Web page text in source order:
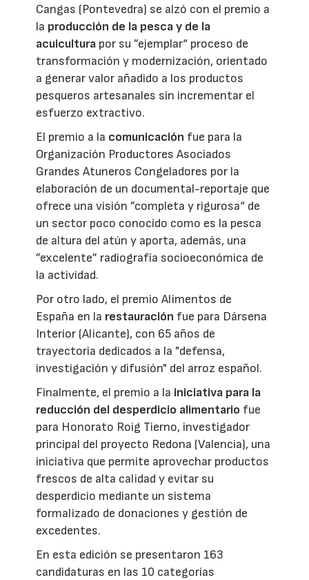
Cangas (Pontevedra) se alzó con el premio a
la producción de la pesca y de la
acuicultura por su ”ejemplar“ proceso de
transformación y modernización, orientado
a generar valor añadido a los productos
pesqueros artesanales sin incrementar el
esfuerzo extractivo.
El premio a la comunicación fue para la
Organización Productores Asociados
Grandes Atuneros Congeladores por la
elaboración de un documental-reportaje que
ofrece una visión ”completa y rigurosa“ de
un sector poco conocido como es la pesca
de altura del atún y aporta, además, una
”excelente” radiografía socioeconómica de
la actividad.
Por otro lado, el premio Alimentos de
España en la restauración fue para Dársena
Interior (Alicante), con 65 años de
trayectoria dedicados a la "defensa,
investigación y difusión" del arroz español.
Finalmente, el premio a la iniciativa para la
reducción del desperdicio alimentario fue
para Honorato Roig Tierno, investigador
principal del proyecto Redona (Valencia), una
iniciativa que permite aprovechar productos
frescos de alta calidad y evitar su
desperdicio mediante un sistema
formalizado de donaciones y gestión de
excedentes.
En esta edición se presentaron 163
candidaturas en las 10 categorías